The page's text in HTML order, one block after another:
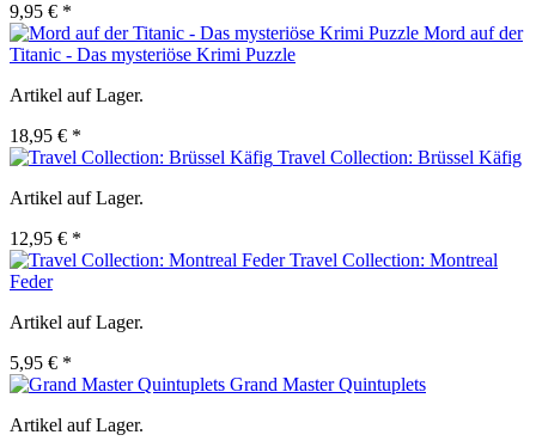
9,95 € *
Mord auf der
Titanic - Das mysteriöse Krimi Puzzle
Artikel auf Lager.
18,95 € *
Travel Collection: Brüssel Käfig
Artikel auf Lager.
12,95 € *
Travel Collection: Montreal
Feder
Artikel auf Lager.
5,95 € *
Grand Master Quintuplets
Artikel auf Lager.